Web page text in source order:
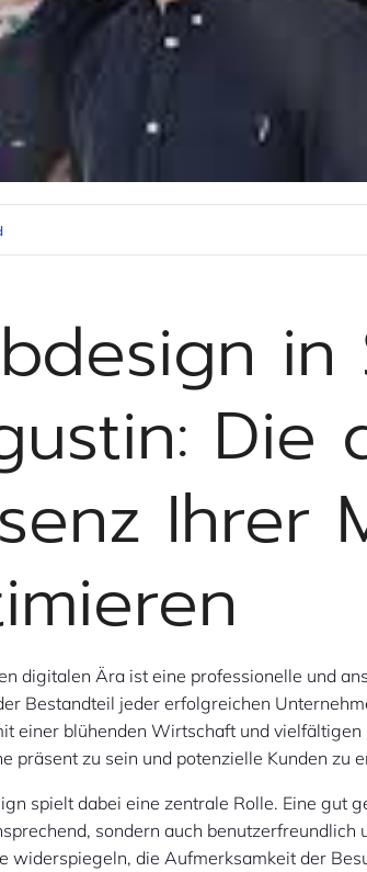
in
Die
Ihrer
digitalen Ära ist eine professionelle und
Bestandteil jeder erfolgreichen
einer blühenden Wirtschaft und
präsent zu sein und potenzielle Kunden zu
spielt dabei eine zentrale Rolle. Eine gut
sondern auch benutzerfreundlich
widerspiegeln, die Aufmerksamkeit der